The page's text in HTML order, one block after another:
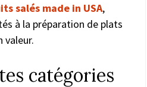
salés made in USA,
à la préparation de plats
valeur.
catégories